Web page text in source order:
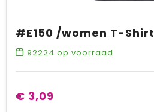
#E150 /women T-Shirt
92224 op voorraad
€ 3,09